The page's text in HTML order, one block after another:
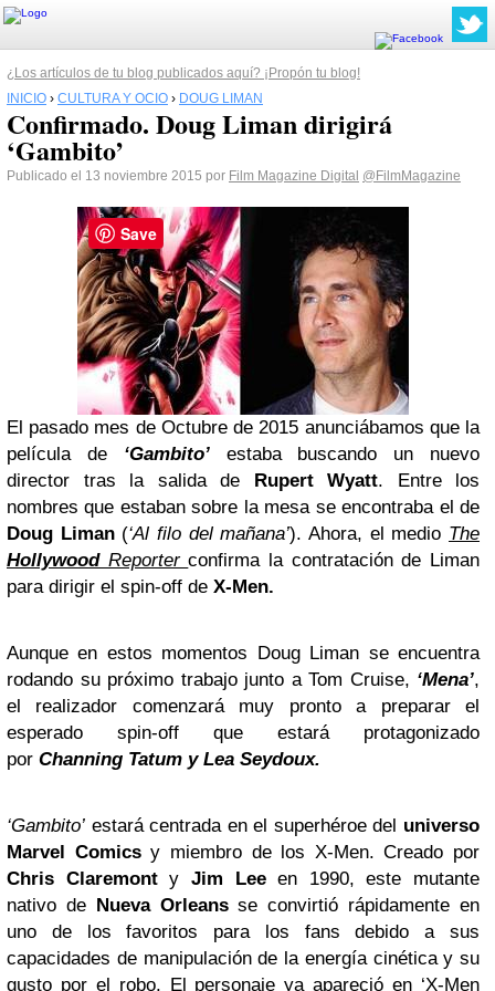
¿Los artículos de tu blog publicados aquí? ¡Propón tu blog!
INICIO › CULTURA Y OCIO › DOUG LIMAN
Confirmado. Doug Liman dirigirá
‘Gambito’
Publicado el 13 noviembre 2015 por Film Magazine Digital @FilmMagazine
El pasado mes de Octubre de 2015 anunciábamos que la
película de ‘Gambito’ estaba buscando un nuevo
director tras la salida de Rupert Wyatt. Entre los
nombres que estaban sobre la mesa se encontraba el de
Doug Liman(‘Al filo del mañana’). Ahora, el medio The
HollywoodReporterconfirma la contratación de Liman
para dirigir el spin-off de X-Men.
Aunque en estos momentos Doug Liman se encuentra
rodando su próximo trabajo junto a Tom Cruise, ‘Mena’,
el realizador comenzará muy pronto a preparar el
esperado spin-off que estará protagonizado
por Channing Tatum y Lea Seydoux.
‘Gambito’ estará centrada en el superhéroe del universo
Marvel Comicsy miembro de los X-Men. Creado por
Chris Claremonty Jim Leeen 1990, este mutante
nativo de Nueva Orleansse convirtió rápidamente en
uno de los favoritos para los fans debido a sus
capacidades de manipulación de la energía cinética y su
gusto por el robo. El personaje ya apareció en ‘X-Men
Save